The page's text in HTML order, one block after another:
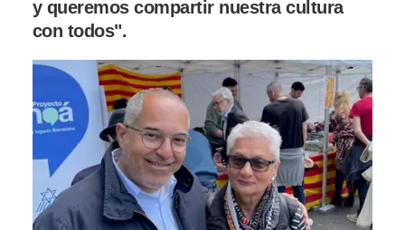
y queremos compartir nuestra cultura
con todos".